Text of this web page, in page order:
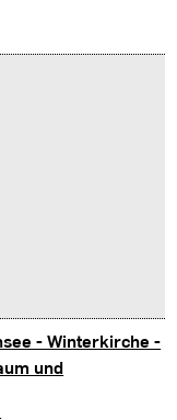
- Winterkirche -
und